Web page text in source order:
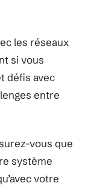
les réseaux
si vous
défis avec
entre
vous que
système
votre